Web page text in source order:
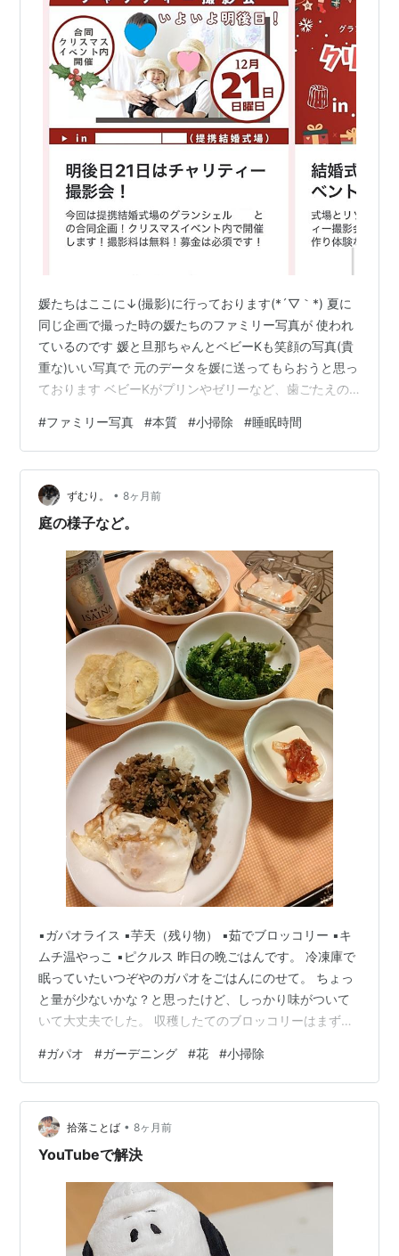
媛たちはここに↓(撮影)に行っております(*´▽｀*) 夏に
同じ企画で撮った時の媛たちのファミリー写真が 使われ
ているのです 媛と旦那ちゃんとベビーKも笑顔の写真(貴
重な)いい写真で 元のデータを媛に送ってもらおうと思っ
ております ベビーKがプリンやゼリーなど、歯ごたえの
た時に 「媛の手作りの離乳食が不味かったから、トラウ
マで 食べられなくなったじゃない」 と、旦那ちゃんこそ
っと言っていたのです 「おい、おい」と、私が旦那ちゃ
んに突っ込む前に 媛にひと睨みされておりました(/・
ω・)/ 媛は比較的おとなしい子でしたが やっぱり、母に
#ファミリー写真 #本質 #小掃除 #睡眠時間
ずむり。 • 8ヶ月前
庭の様子など。
▪️ガパオライス ▪️芋天（残り物） ▪️茹でブロッコリー ▪️キ
ムチ温やっこ ▪️ピクルス 昨日の晩ごはんです。 冷凍庫で
眠っていたいつぞやのガパオをごはんにのせて。 ちょっ
と量が少ないかな？と思ったけど、しっかり味がついて
いて大丈夫でした。 収穫したてのブロッコリーはまず半
た芋虫が浮いてくるのが自家製野菜って感じです。 ブロ
ッコリーとカリフラワーは特にね。 ってことは、野菜室
にある残りの半分の方にも何かしらいるってことだな
ぁ・・・。 ピクルスに大根と人参、芋天のさつま芋も自
家製。 へなちょこ菜園なりに頑張っております。 美味し
#ガパオ #ガーデニング #花 #小掃除
拾落ことば • 8ヶ月前
YouTubeで解決